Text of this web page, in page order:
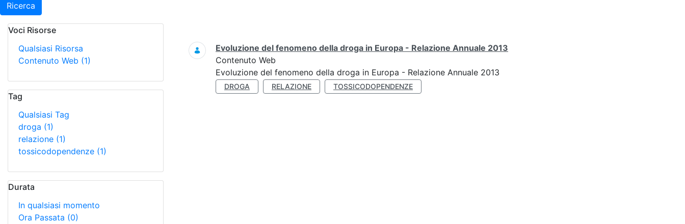
Ricerca
Voci Risorse
Qualsiasi Risorsa
Contenuto Web (1)
Tag
Qualsiasi Tag
droga (1)
relazione (1)
tossicodopendenze (1)
Durata
In qualsiasi momento
Ora Passata (0)
Ricerca
Evoluzione del fenomeno della droga in Europa - Relazione Annuale 2013
Contenuto Web
Evoluzione del fenomeno della droga in Europa - Relazione Annuale 2013
DROGA RELAZIONE TOSSICODOPENDENZE